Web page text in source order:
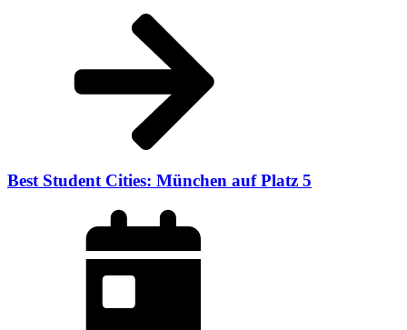
Best Student Cities: München auf Platz 5